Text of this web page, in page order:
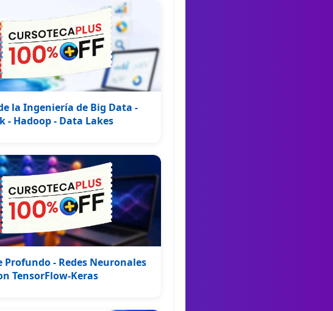
la Ingeniería de Big Data -
- Hadoop - Data Lakes
Profundo - Redes Neuronales
TensorFlow-Keras